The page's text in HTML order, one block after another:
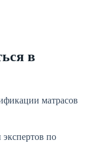
в
матрасов
по